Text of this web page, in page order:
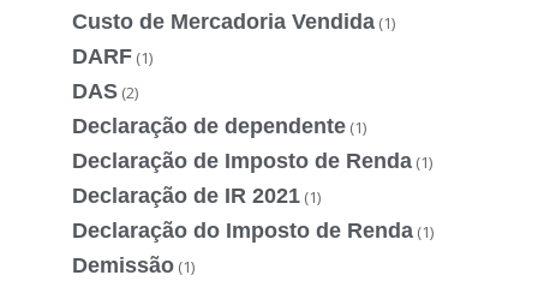
Custo de Mercadoria Vendida (1)
DARF (1)
DAS (2)
Declaração de dependente (1)
Declaração de Imposto de Renda (1)
Declaração de IR 2021 (1)
Declaração do Imposto de Renda (1)
Demissão (1)